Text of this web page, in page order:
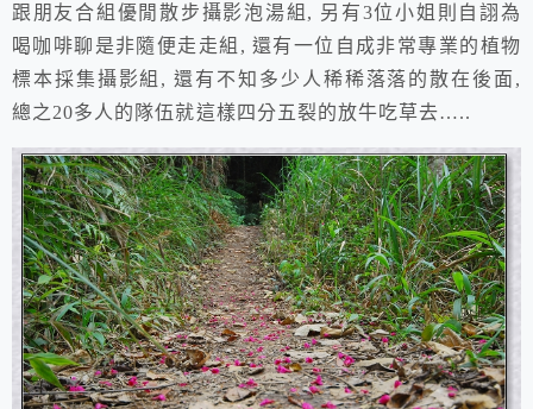
跟朋友合組優閒散步攝影泡湯組, 另有3位小姐則自詡為
喝咖啡聊是非隨便走走組, 還有一位自成非常專業的植物
標本採集攝影組, 還有不知多少人稀稀落落的散在後面,
總之20多人的隊伍就這樣四分五裂的放牛吃草去…..